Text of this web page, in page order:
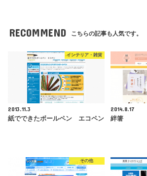
RECOMMEND こちらの記事も人気です。
インテリア・雑貨
2013.11.3
紙でできたボールペン エコペン
2014.8.17
絆箸
その他